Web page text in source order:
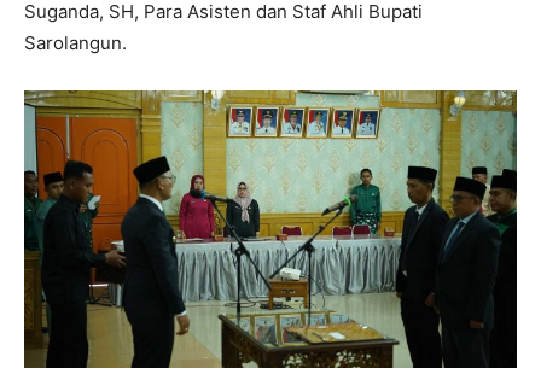
Suganda, SH, Para Asisten dan Staf Ahli Bupati
Sarolangun.